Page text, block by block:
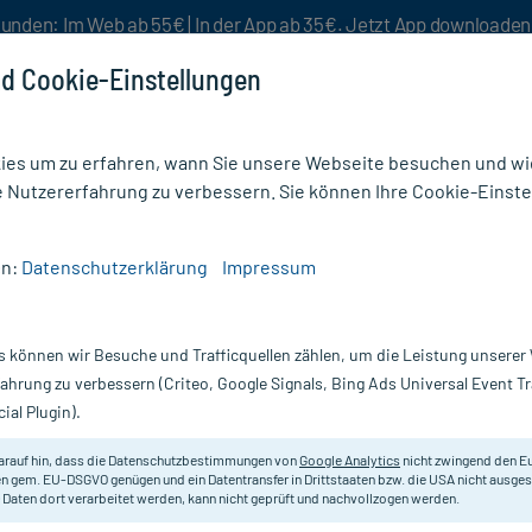
Im Web ab 55€ | In der App ab 35€. Jetzt App downloaden
eine hohe körperliche Belastung oder spezielle
und abwechslungsreich führen können. Die Folge
negativ auswirken.Nahrungsergänzungsmittelenthalten
und Mineralstoffen, die einen Ausgleich schaffen.
Cookie-Einstellungen
um zu erfahren, wann Sie unsere Webseite besuchen und
Nutzererfahrung zu verbessern. Sie können Ihre Cookie-
Datenschutzerklärung Impressum
können wir Besuche und Trafficquellen zählen, um die Leistung unserer
zu verbessern (Criteo, Google Signals, Bing Ads Universal Event
Plugin).
hin, dass die Datenschutzbestimmungen vonGoogle Analytics nicht zwingend den
gem. EU-DSGVO genügen und ein Datentransfer in Drittstaaten bzw. die USA nicht
Daten dort verarbeitet werden, kann nicht geprüft und nachvollzogen werden.